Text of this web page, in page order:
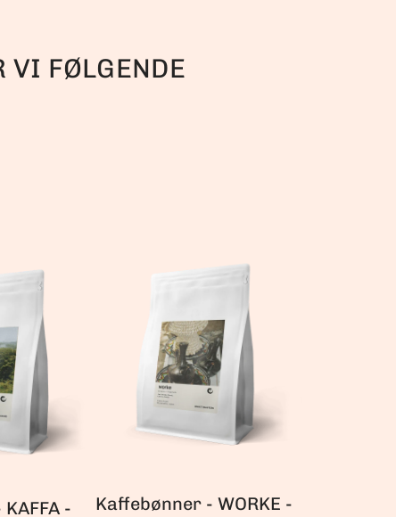
VI FØLGENDE
-
Kaffebønner - WORKE -